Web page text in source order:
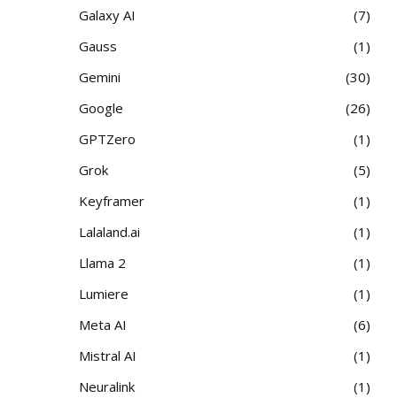
Galaxy AI
7
Gauss
1
Gemini
30
Google
26
GPTZero
1
Grok
5
Keyframer
1
Lalaland.ai
1
Llama 2
1
Lumiere
1
Meta AI
6
Mistral AI
1
Neuralink
1